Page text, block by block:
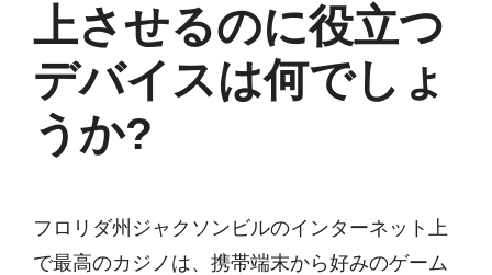
上させるのに役立つ
デバイスは何でしょ
うか?
フロリダ州ジャクソンビルのインターネット上
で最高のカジノは、携帯端末から好みのゲーム